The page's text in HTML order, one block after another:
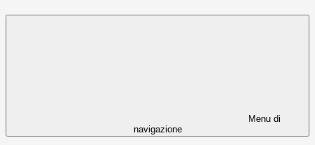
Menu di
navigazione